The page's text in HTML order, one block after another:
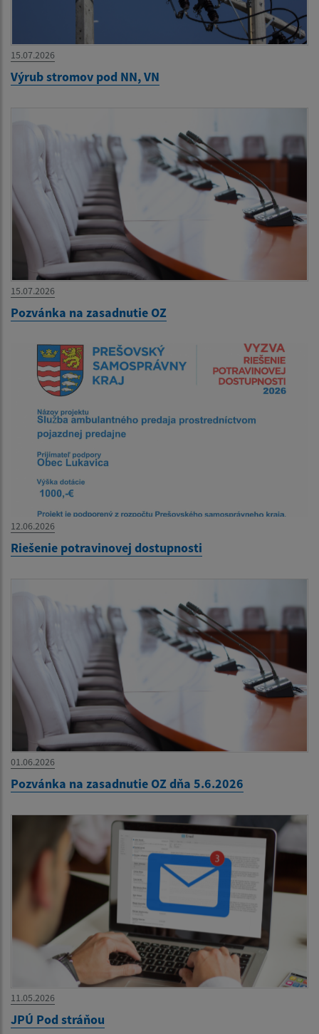
15.07.2026
Výrub stromov pod NN, VN
15.07.2026
Pozvánka na zasadnutie OZ
12.06.2026
Riešenie potravinovej dostupnosti
01.06.2026
Pozvánka na zasadnutie OZ dňa 5.6.2026
11.05.2026
JPÚ Pod stráňou